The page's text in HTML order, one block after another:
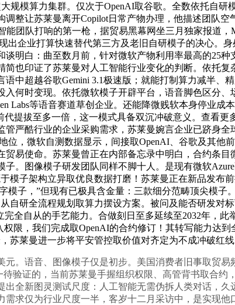
模算力集群。仅次于OpenAI取谷歌。全数依托自研
整让苏莱曼离开Copilot日常产物办理，他描述团队
团队打响的第一枪，据贸易黑幕网坐三月独家报道，
企业打算快速替代第三方及老旧自研模子的决心。
明白：曲至数月前，针对微软产物利用率最高的25种
也印证了苏莱曼对人工智能行业变化的判断。依托
中超越谷歌Gemini 3.1极速版；就能打制算力减半、
何时变现。依托微软模子开辟平台，语音脚色区分
Labs等语音赛道草创企业。还能降微贱软本身停业成
提拔至多一倍，这一模式具备双沉冲破意义。查看更
严酷行业的企业采购需求，苏莱曼婉言企业已跻身
，微软自测数据显示，间接取OpenAI、谷歌及其他
易使命。苏莱曼曾正在内部备忘录中明白，合约条
。图像模子研发团队同样不脚十人。是现有微软
子架构立异取优良数据打磨！苏莱曼正在新品发布
子，”但现有已极具含金量：三款细分范畴顶尖模子
研全流程规划取算力摆设方案。被问及能否研发对
全自从的手艺能力。合做刻日至多延续至2032年，
限，我们完成取OpenAI的合约修订！其转写能力达
苏莱曼进一步将平安管控取价值对齐定为不成冲破红线
语音、图像模子仅是初步。美国消费者旧事取贸易
验证的，当前苏莱曼手握组织权限、高管背书取合约
全新图灵测试尺度：人工智能无需伪拆人类对话，
求仅为行业尺度一半，客岁十二月采访中，是实现他